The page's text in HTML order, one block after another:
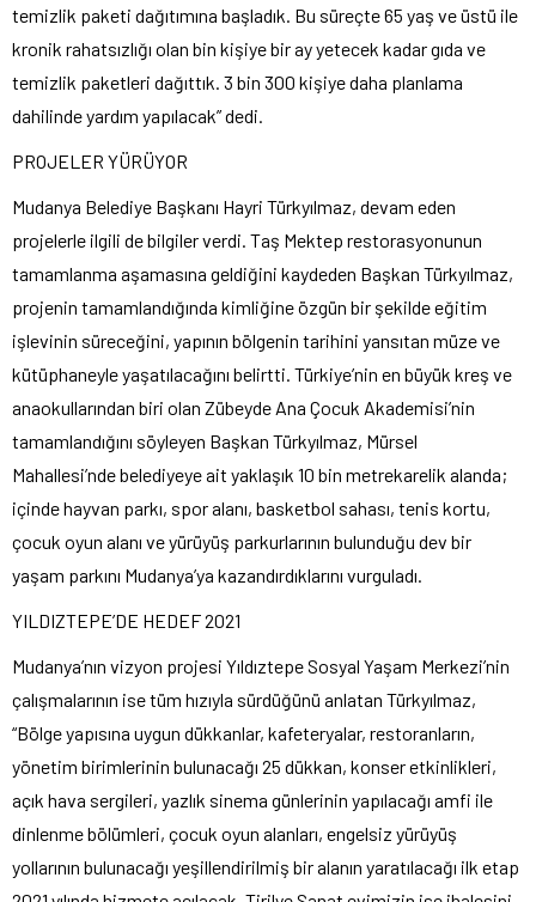
temizlik paketi dağıtımına başladık. Bu süreçte 65 yaş ve üstü ile
kronik rahatsızlığı olan bin kişiye bir ay yetecek kadar gıda ve
temizlik paketleri dağıttık. 3 bin 300 kişiye daha planlama
dahilinde yardım yapılacak” dedi.
PROJELER YÜRÜYOR
Mudanya Belediye Başkanı Hayri Türkyılmaz, devam eden
projelerle ilgili de bilgiler verdi. Taş Mektep restorasyonunun
tamamlanma aşamasına geldiğini kaydeden Başkan Türkyılmaz,
projenin tamamlandığında kimliğine özgün bir şekilde eğitim
işlevinin süreceğini, yapının bölgenin tarihini yansıtan müze ve
kütüphaneyle yaşatılacağını belirtti. Türkiye’nin en büyük kreş ve
anaokullarından biri olan Zübeyde Ana Çocuk Akademisi’nin
tamamlandığını söyleyen Başkan Türkyılmaz, Mürsel
Mahallesi’nde belediyeye ait yaklaşık 10 bin metrekarelik alanda;
içinde hayvan parkı, spor alanı, basketbol sahası, tenis kortu,
çocuk oyun alanı ve yürüyüş parkurlarının bulunduğu dev bir
yaşam parkını Mudanya’ya kazandırdıklarını vurguladı.
YILDIZTEPE’DE HEDEF 2021
Mudanya’nın vizyon projesi Yıldıztepe Sosyal Yaşam Merkezi’nin
çalışmalarının ise tüm hızıyla sürdüğünü anlatan Türkyılmaz,
“Bölge yapısına uygun dükkanlar, kafeteryalar, restoranların,
yönetim birimlerinin bulunacağı 25 dükkan, konser etkinlikleri,
açık hava sergileri, yazlık sinema günlerinin yapılacağı amfi ile
dinlenme bölümleri, çocuk oyun alanları, engelsiz yürüyüş
yollarının bulunacağı yeşillendirilmiş bir alanın yaratılacağı ilk etap